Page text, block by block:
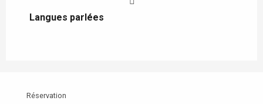
Langues parlées
Langues parlées
Réservation